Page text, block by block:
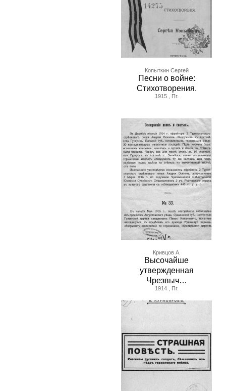
Копыткин Сергей
Песни о войне:
Стихотворения.
1915 , Пг.
Кривцов А.
Высочайше
утвержденная
Чрезвыч…
1914 , Пг.